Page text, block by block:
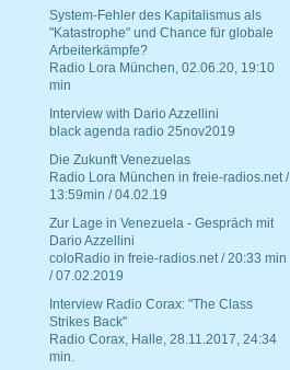
System-Fehler des Kapitalismus als
"Katastrophe" und Chance für globale
Arbeiterkämpfe?
Radio Lora München, 02.06.20, 19:10
min
Interview with Dario Azzellini
black agenda radio 25nov2019
Die Zukunft Venezuelas
Radio Lora München in freie-radios.net /
13:59min / 04.02.19
Zur Lage in Venezuela - Gespräch mit
Dario Azzellini
coloRadio in freie-radios.net / 20:33 min
/ 07.02.2019
Interview Radio Corax: "The Class
Strikes Back"
Radio Corax, Halle, 28.11.2017, 24:34
min.